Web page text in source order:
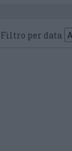
Filtro per data